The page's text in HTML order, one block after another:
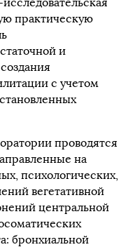
практическую
и
с учетом
проводятся
на
психологических,
вегетативной
центральной
бронхиальной